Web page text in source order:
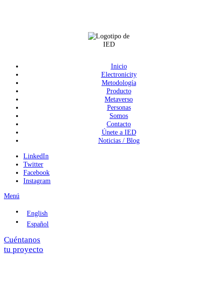
Inicio
Electronicity
Metodología
Producto
Metaverso
Personas
Somos
Contacto
Únete a IED
Noticias / Blog
LinkedIn
Twitter
Facebook
Instagram
Menú
English
Español
Cuéntanos
tu proyecto